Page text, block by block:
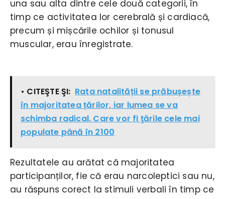
una sau alta dintre cele două categorii, în
timp ce activitatea lor cerebrală și cardiacă,
precum și mișcările ochilor și tonusul
muscular, erau înregistrate.
• CITEŞTE ŞI: Rata natalității se prăbușește
în majoritatea țărilor, iar lumea se va
schimba radical. Care vor fi ţările cele mai
populate până în 2100
Rezultatele au arătat că majoritatea
participanților, fie că erau narcoleptici sau nu,
au răspuns corect la stimuli verbali în timp ce